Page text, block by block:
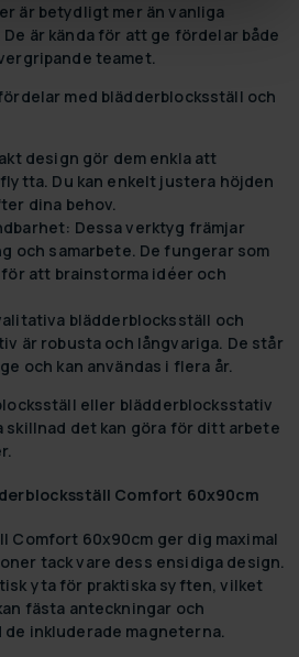
är betydligt mer än vanliga
är kända för att ge fördelar både
teamet.
med blädderblocksställ och
design gör dem enkla att
Du kan enkelt justera höjden
dina behov.
Dessa verktyg främjar
och samarbete. De fungerar som
att brainstorma idéer och
blädderblocksställ och
är robusta och långvariga. De står
och kan användas i flera år.
eller blädderblocksstativ
skillnad det kan göra för ditt arbete
Comfort 60x90cm
Comfort 60x90cm ger dig maximal
tack vare dess ensidiga design.
yta för praktiska syften, vilket
fästa anteckningar och
inkluderade magneterna.